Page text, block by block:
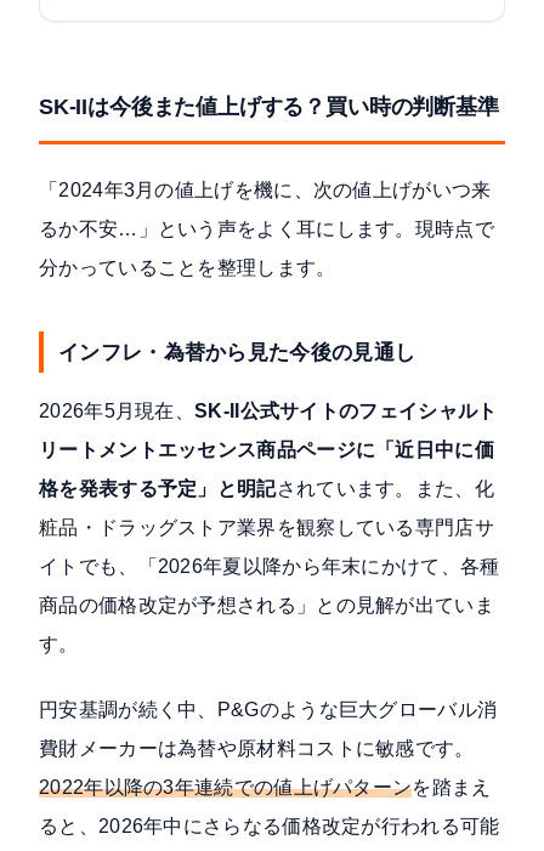
SK-IIは今後また値上げする？買い時の判断基準
「2024年3月の値上げを機に、次の値上げがいつ来
るか不安…」という声をよく耳にします。現時点で
分かっていることを整理します。
インフレ・為替から見た今後の見通し
2026年5月現在、SK-II公式サイトのフェイシャルト
リートメントエッセンス商品ページに「近日中に価
格を発表する予定」と明記されています。また、化
粧品・ドラッグストア業界を観察している専門店サ
イトでも、「2026年夏以降から年末にかけて、各種
商品の価格改定が予想される」との見解が出ていま
す。
円安基調が続く中、P&Gのような巨大グローバル消
費財メーカーは為替や原材料コストに敏感です。
2022年以降の3年連続での値上げパターンを踏まえ
ると、2026年中にさらなる価格改定が行われる可能